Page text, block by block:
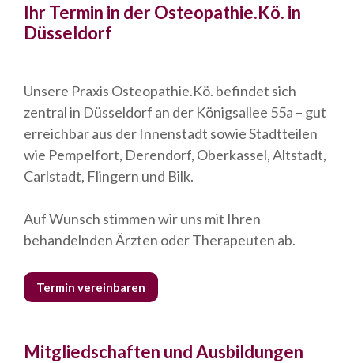
Ihr Termin in der Osteopathie.Kö. in
Düsseldorf
Unsere Praxis Osteopathie.Kö. befindet sich
zentral in Düsseldorf an der Königsallee 55a – gut
erreichbar aus der Innenstadt sowie Stadtteilen
wie Pempelfort, Derendorf, Oberkassel, Altstadt,
Carlstadt, Flingern und Bilk.
Auf Wunsch stimmen wir uns mit Ihren
behandelnden Ärzten oder Therapeuten ab.
Termin vereinbaren
Mitgliedschaften und Ausbildungen